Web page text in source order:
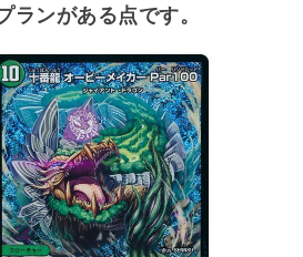
ランがある点です。